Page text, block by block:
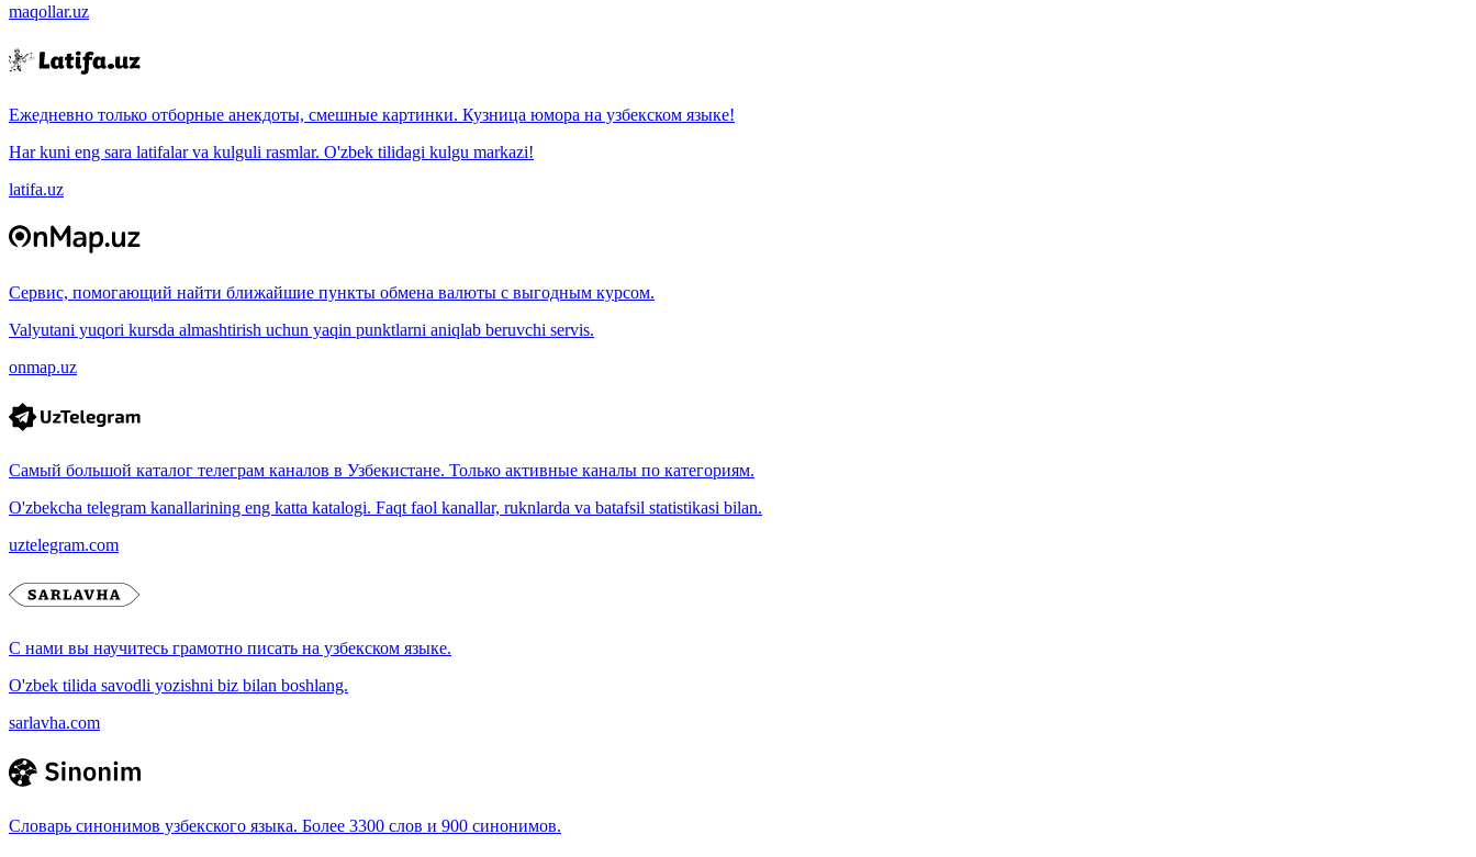
maqollar.uz
Ежедневно только отборные анекдоты, смешные картинки. Кузница юмора на узбекском языке!
Har kuni eng sara latifalar va kulguli rasmlar. O'zbek tilidagi kulgu markazi!
latifa.uz
Сервис, помогающий найти ближайшие пункты обмена валюты с выгодным курсом.
Valyutani yuqori kursda almashtirish uchun yaqin punktlarni aniqlab beruvchi servis.
onmap.uz
Самый большой каталог телеграм каналов в Узбекистане. Только активные каналы по категориям.
O'zbekcha telegram kanallarining eng katta katalogi. Faqt faol kanallar, ruknlarda va batafsil statistikasi bilan.
uztelegram.com
С нами вы научитесь грамотно писать на узбекском языке.
O'zbek tilida savodli yozishni biz bilan boshlang.
sarlavha.com
Словарь синонимов узбекского языка. Более 3300 слов и 900 синонимов.